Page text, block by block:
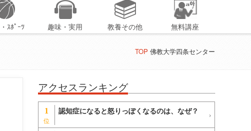
ｽﾎﾟｰﾂ 趣味・実用 教養その他 無料講座
TOP 佛教大学四条センター
アクセスランキング
1 認知症になると怒りっぽくなるのは、なぜ？